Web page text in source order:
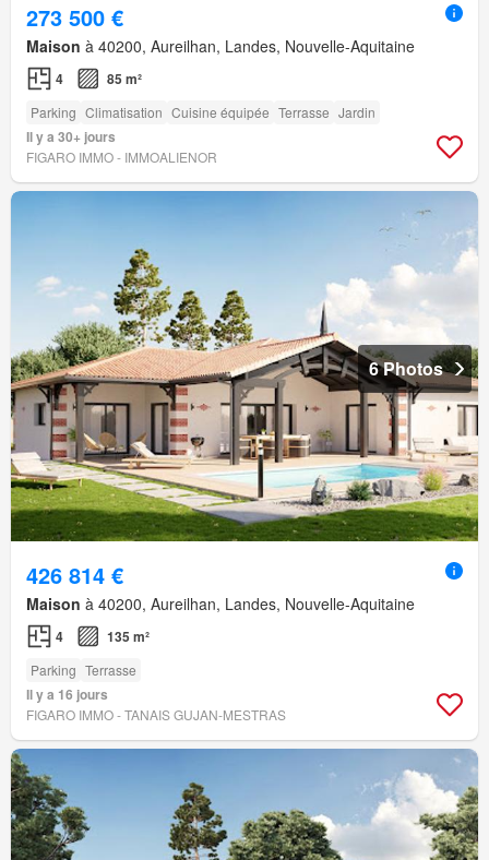
273 500 €
Maison à 40200, Aureilhan, Landes, Nouvelle-Aquitaine
4 85 m²
Parking Climatisation Cuisine équipée Terrasse Jardin
Il y a 30+ jours
FIGARO IMMO - IMMOALIENOR
6 Photos
426 814 €
Maison à 40200, Aureilhan, Landes, Nouvelle-Aquitaine
4 135 m²
Parking Terrasse
Il y a 16 jours
FIGARO IMMO - TANAIS GUJAN-MESTRAS